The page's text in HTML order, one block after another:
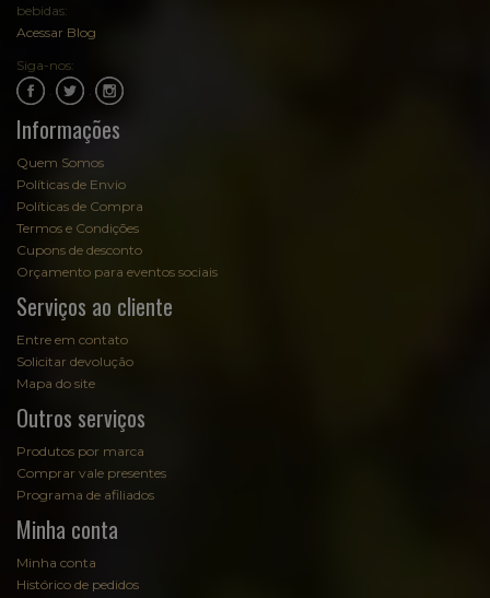
bebidas:
Acessar Blog
Siga-nos:
Informações
Quem Somos
Políticas de Envio
Políticas de Compra
Termos e Condições
Cupons de desconto
Orçamento para eventos sociais
Serviços ao cliente
Entre em contato
Solicitar devolução
Mapa do site
Outros serviços
Produtos por marca
Comprar vale presentes
Programa de afiliados
Minha conta
Minha conta
Histórico de pedidos